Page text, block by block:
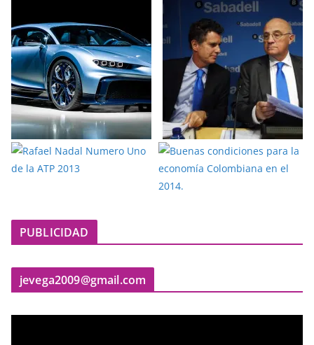
PUBLICIDAD
jevega2009@gmail.com